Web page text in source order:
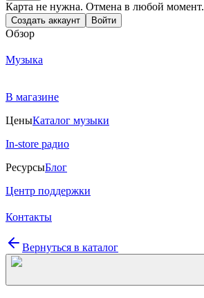
Карта не нужна. Отмена в любой момент.
Создать аккаунт Войти
Обзор
Музыка
В магазине
ЦеныКаталог музыки
In-store радио
РесурсыБлог
Центр поддержки
Контакты
Вернуться в каталог